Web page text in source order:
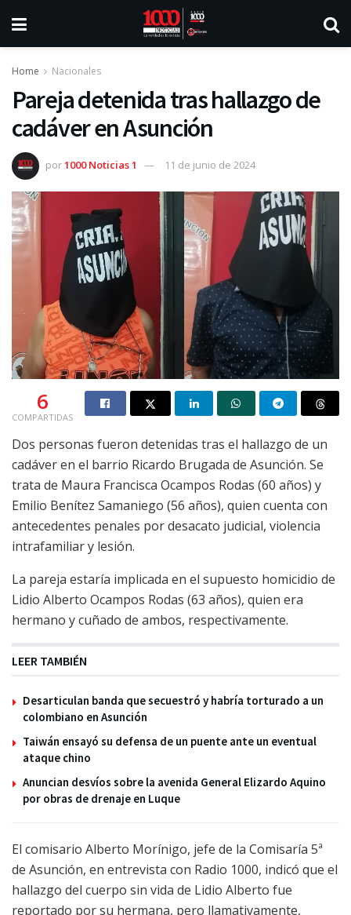
Home Nacionales
Pareja detenida tras hallazgo de
cadáver en Asunción
por1000 Noticias 1 11 de junio de 2024
6
COMPARTIDAS
Dos personas fueron detenidas tras el hallazgo de un
cadáver en el barrio Ricardo Brugada de Asunción. Se
trata de Maura Francisca Ocampos Rodas (60 años) y
Emilio Benítez Samaniego (56 años), quien cuenta con
antecedentes penales por desacato judicial, violencia
intrafamiliar y lesión.
La pareja estaría implicada en el supuesto homicidio de
Lidio Alberto Ocampos Rodas (63 años), quien era
hermano y cuñado de ambos, respectivamente.
LEER TAMBIÉN
Desarticulan banda que secuestró y habría torturado a un
colombiano en Asunción
Taiwán ensayó su defensa de un puente ante un eventual
ataque chino
Anuncian desvíos sobre la avenida General Elizardo Aquino
por obras de drenaje en Luque
El comisario Alberto Morínigo, jefe de la Comisaría 5ª
de Asunción, en entrevista con Radio 1000, indicó que el
hallazgo del cuerpo sin vida de Lidio Alberto fue
reportado por su hermana, pero llamativamente,